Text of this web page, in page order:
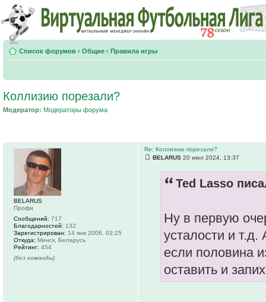
Список форумов ‹ Общие ‹ Правила игры
Коллизию порезали?
Модератор: Модераторы форума
Re: Коллизию порезали?
BELARUS 20 июл 2024, 13:37
Ted Lasso
Ну в первую
усталости и
если половина
оставить и
BELARUS
Профи
Сообщений: 717
Благодарностей: 132
Зарегистрирован: 14 янв 2006, 03:25
Откуда: Минск, Беларусь
Рейтинг: 454
(без команды)